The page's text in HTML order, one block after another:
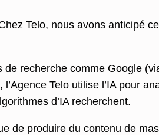
Telo, nous avons anticipé
de recherche comme Google
, l’Agence Telo utilise l’IA pour
d’IA recherchent.
de produire du contenu de